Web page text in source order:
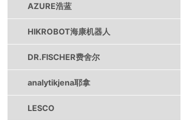
AZURE浩蓝
HIKROBOT海康机器人
DR.FISCHER费舍尔
analytikjena耶拿
LESCO